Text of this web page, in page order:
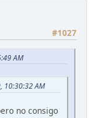
#1027
AM
10:30:32 AM
no consigo